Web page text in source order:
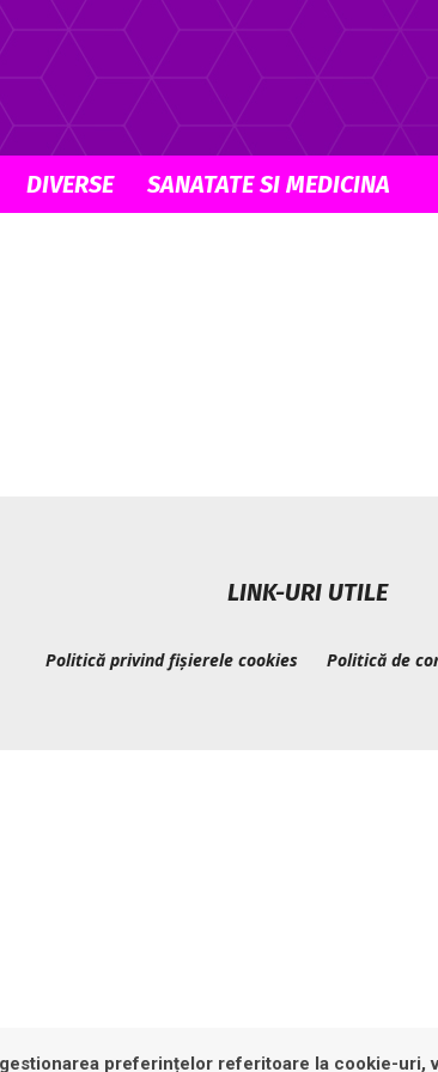
DIVERSE SANATATE SI MEDICINA
LINK-URI UTILE
Politică privind fișierele cookies Politică de
preferințelor referitoare la cookie-uri,